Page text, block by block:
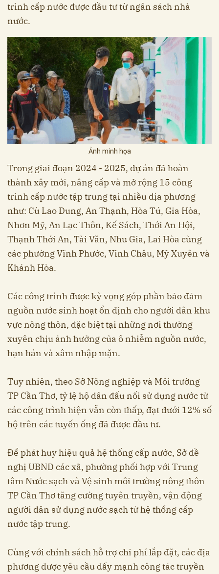
trình cấp nước được đầu tư từ ngân sách nhà
nước.
Ảnh minh họa
Trong giai đoạn 2024 - 2025, dự án đã hoàn
thành xây mới, nâng cấp và mở rộng 15 công
trình cấp nước tập trung tại nhiều địa phương
như: Cù Lao Dung, An Thạnh, Hòa Tú, Gia Hòa,
Nhơn Mỹ, An Lạc Thôn, Kế Sách, Thới An Hội,
Thạnh Thới An, Tài Văn, Nhu Gia, Lai Hòa cùng
các phường Vĩnh Phước, Vĩnh Châu, Mỹ Xuyên và
Khánh Hòa.
Các công trình được kỳ vọng góp phần bảo đảm
nguồn nước sinh hoạt ổn định cho người dân khu
vực nông thôn, đặc biệt tại những nơi thường
xuyên chịu ảnh hưởng của ô nhiễm nguồn nước,
hạn hán và xâm nhập mặn.
Tuy nhiên, theo Sở Nông nghiệp và Môi trường
TP Cần Thơ, tỷ lệ hộ dân đấu nối sử dụng nước từ
các công trình hiện vẫn còn thấp, đạt dưới 12% số
hộ trên các tuyến ống đã được đầu tư.
Để phát huy hiệu quả hệ thống cấp nước, Sở đề
nghị UBND các xã, phường phối hợp với Trung
tâm Nước sạch và Vệ sinh môi trường nông thôn
TP Cần Thơ tăng cường tuyên truyền, vận động
người dân sử dụng nước sạch từ hệ thống cấp
nước tập trung.
Cùng với chính sách hỗ trợ chi phí lắp đặt, các địa
phương được yêu cầu đẩy mạnh công tác truyền